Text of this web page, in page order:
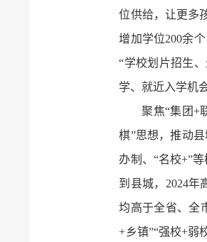
位供给，让更多
增加学位200余
“学校划片招生
学、就近入学机
聚焦“集团+
棋”思想，推动
办制、“名校+”
到县城，2024年
均高于全省、全
+乡镇”“强校+弱